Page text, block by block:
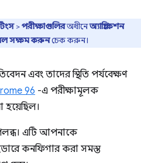
>পরীক্ষাগুলিরঅধীনেঅ্যাপ্লিকেশন
সক্ষম করুনচেক করুন।
এবং তাদের স্থিতি পর্যবেক্ষণ
96 -এ পরীক্ষামূলক
হয়েছিল।
এটি আপনাকে
কনফিগার করা সমস্ত